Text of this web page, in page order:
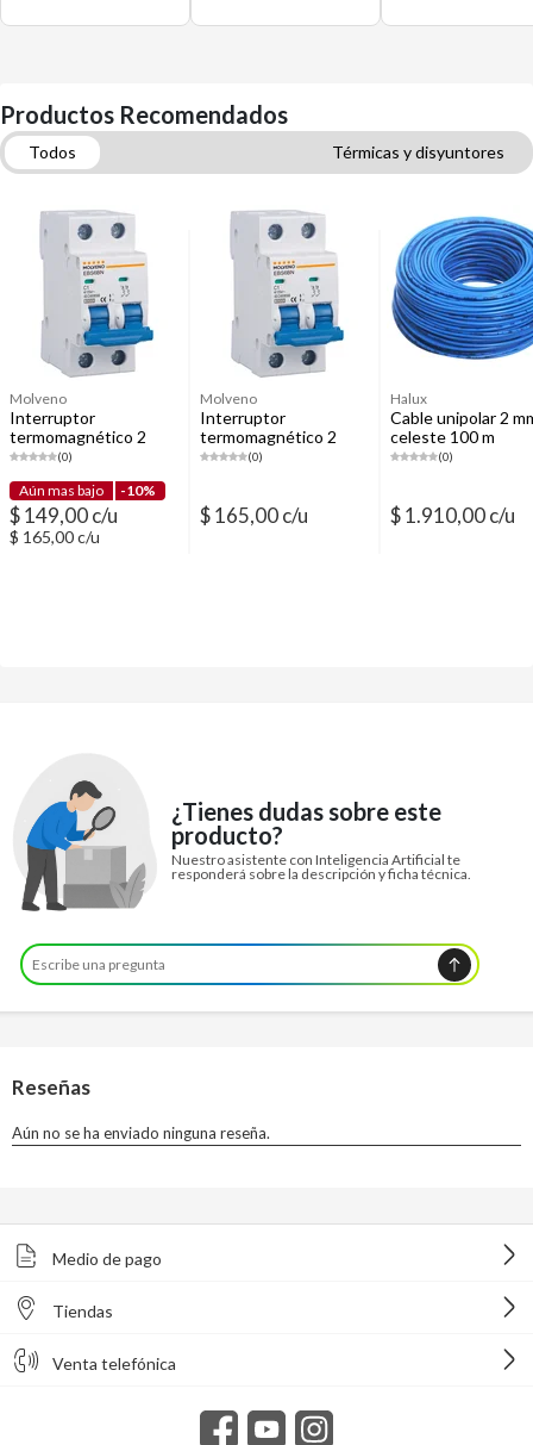
Productos Recomendados
Todos
Térmicas y disyuntores
Cajas de distribución
Electricidad
Conduits, tubos y fitting
Cablecanal, molduras y accesorios
Conectores, grampas y terminales
Molveno
Interruptor
termomagnético 2
polos 16 A
(0)
Aún mas bajo -10%
$ 149,00 c/u
$ 165,00 c/u
Molveno
Interruptor
termomagnético 2
polos 20 A
(0)
$ 165,00 c/u
Halux
Cable unipolar 2
celeste 100 m
(0)
$ 1.910,00 c/u
¿Tienes dudas sobre este
producto?
Nuestro asistente con Inteligencia Artificial te
responderá sobre la descripción y ficha técnica.
Medio de pago
Tiendas
Venta telefónica